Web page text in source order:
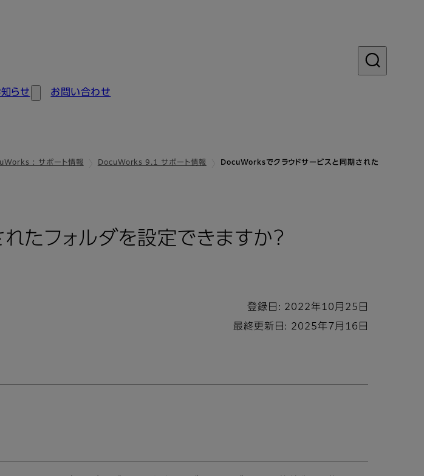
らせ お問い合わせ
: サポート情報 DocuWorks 9.1 サポート情報
DocuWorksでクラウドサービスと同期された
たフォルダを設定できますか？
登録日: 2022年10月25日
最終更新日: 2025年7月16日